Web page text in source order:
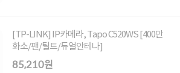
[TP-LINK] IP카메라, Tapo C520WS [400만
화소/팬/틸트/듀얼안테나]
85,210원